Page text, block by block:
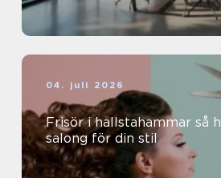
04. juli 2026
Frisör i hallstahammar så hittar du rätt
salong för din stil